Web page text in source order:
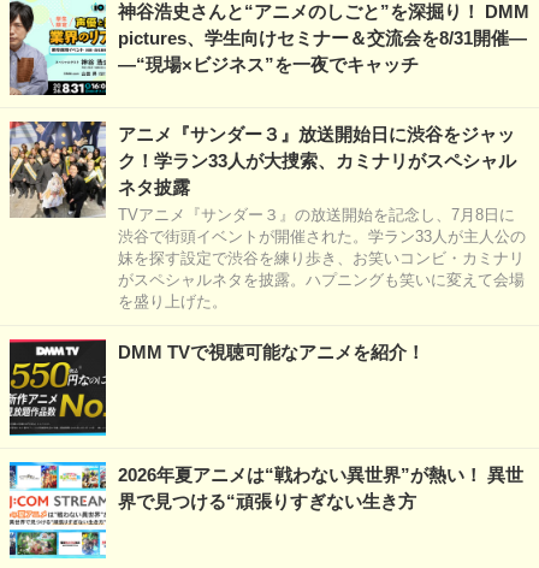
神谷浩史さんと“アニメのしごと”を深掘り！ DMM
pictures、学生向けセミナー＆交流会を8/31開催―
―“現場×ビジネス”を一夜でキャッチ
アニメ『サンダー３』放送開始日に渋谷をジャッ
ク！学ラン33人が大捜索、カミナリがスペシャル
ネタ披露
TVアニメ『サンダー３』の放送開始を記念し、7月8日に
渋谷で街頭イベントが開催された。学ラン33人が主人公の
妹を探す設定で渋谷を練り歩き、お笑いコンビ・カミナリ
がスペシャルネタを披露。ハプニングも笑いに変えて会場
を盛り上げた。
DMM TVで視聴可能なアニメを紹介！
2026年夏アニメは“戦わない異世界”が熱い！ 異世
界で見つける“頑張りすぎない生き方